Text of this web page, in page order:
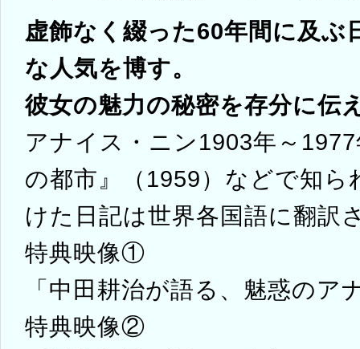
虚飾なく綴った60年間に及ぶ
な人気を博す。
彼女の魅力の秘密を存分に伝
アナイス・ニン1903年～
の都市』（1959）などで知
けた日記は世界各国語に翻訳
特典映像①
「中田耕治が語る、魅惑の
特典映像②